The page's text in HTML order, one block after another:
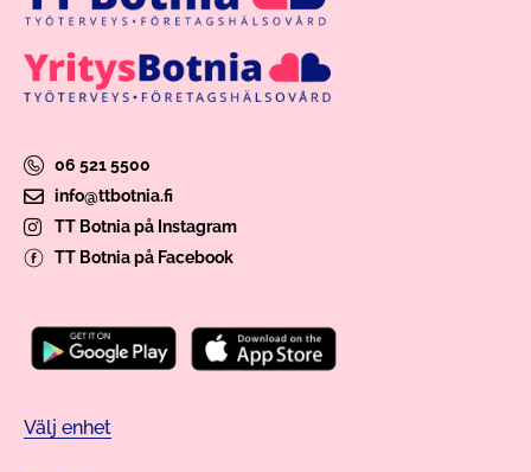
06 521 5500
info@ttbotnia.fi
TT Botnia på Instagram
TT Botnia på Facebook
Välj enhet